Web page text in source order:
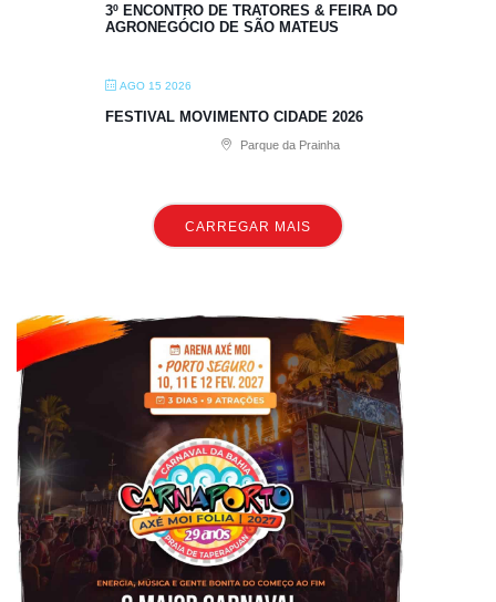
3º ENCONTRO DE TRATORES & FEIRA DO
AGRONEGÓCIO DE SÃO MATEUS
AGO 15 2026
FESTIVAL MOVIMENTO CIDADE 2026
Parque da Prainha
CARREGAR MAIS